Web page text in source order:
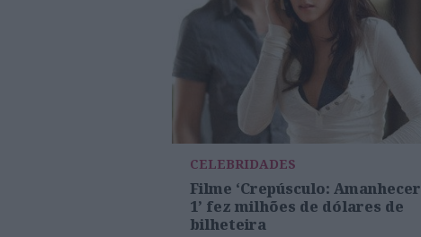
CELEBRIDADES
Filme ‘Crepúsculo: Amanhecer
1’ fez milhões de dólares de
bilheteira